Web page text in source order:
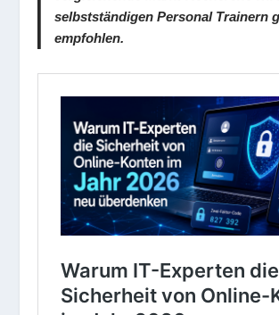
selbstständigen Personal Trainern
empfohlen.